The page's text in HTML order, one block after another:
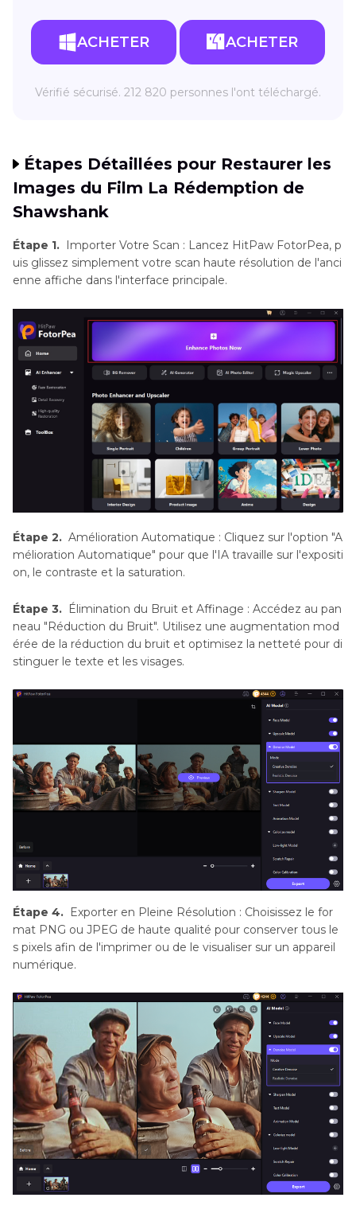
ACHETER ACHETER
Vérifié sécurisé. 212 820 personnes l'ont téléchargé.
Étapes Détaillées pour Restaurer les
Images du Film La Rédemption de
Shawshank
Étape 1. Importer Votre Scan : Lancez HitPaw FotorPea, p
uis glissez simplement votre scan haute résolution de l'anci
enne affiche dans l'interface principale.
Étape 2. Amélioration Automatique : Cliquez sur l'option "A
mélioration Automatique" pour que l'IA travaille sur l'expositi
on, le contraste et la saturation.
Étape 3.
Élimination du Bruit et Affinage : Accédez au pan
neau "Réduction du Bruit". Utilisez une augmentation mod
érée de la réduction du bruit et optimisez la netteté pour di
stinguer le texte et les visages.
Étape 4.
Exporter en Pleine Résolution : Choisissez le for
mat PNG ou JPEG de haute qualité pour conserver tous le
s pixels afin de l'imprimer ou de le visualiser sur un appareil
numérique.